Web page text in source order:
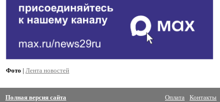
Фото | Лента новостей
Полная версия сайта Оплата Контакты